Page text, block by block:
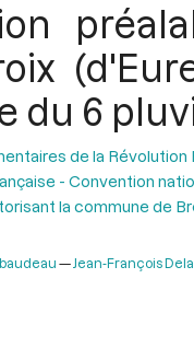
du 6
de la Révolution
- Convention
la commune de
Jean-François